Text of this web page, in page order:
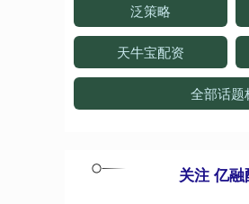
泛策略
天牛宝配资
全部话题
关注 亿融